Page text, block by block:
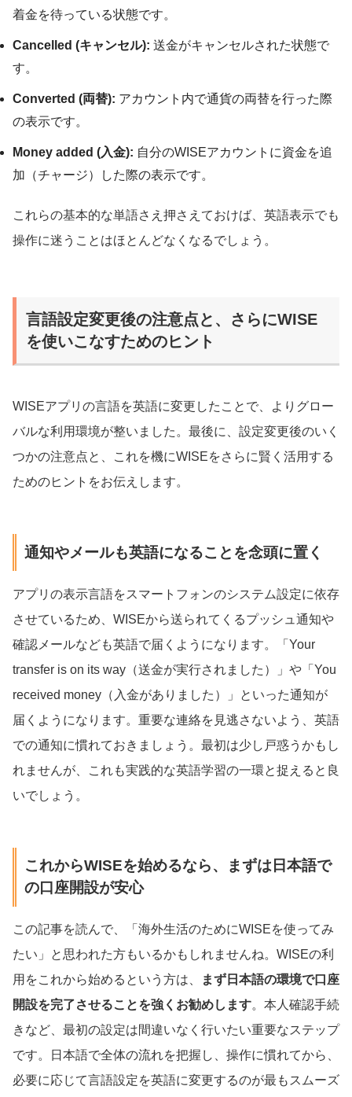
着金を待っている状態です。
Cancelled (キャンセル): 送金がキャンセルされた状態で
す。
Converted (両替): アカウント内で通貨の両替を行った際
の表示です。
Money added (入金): 自分のWISEアカウントに資金を追
加（チャージ）した際の表示です。
これらの基本的な単語さえ押さえておけば、英語表示でも
操作に迷うことはほとんどなくなるでしょう。
言語設定変更後の注意点と、さらにWISE
を使いこなすためのヒント
WISEアプリの言語を英語に変更したことで、よりグロー
バルな利用環境が整いました。最後に、設定変更後のいく
つかの注意点と、これを機にWISEをさらに賢く活用する
ためのヒントをお伝えします。
通知やメールも英語になることを念頭に置く
アプリの表示言語をスマートフォンのシステム設定に依存
させているため、WISEから送られてくるプッシュ通知や
確認メールなども英語で届くようになります。「Your
transfer is on its way（送金が実行されました）」や「You
received money（入金がありました）」といった通知が
届くようになります。重要な連絡を見逃さないよう、英語
での通知に慣れておきましょう。最初は少し戸惑うかもし
れませんが、これも実践的な英語学習の一環と捉えると良
いでしょう。
これからWISEを始めるなら、まずは日本語で
の口座開設が安心
この記事を読んで、「海外生活のためにWISEを使ってみ
たい」と思われた方もいるかもしれませんね。WISEの利
用をこれから始めるという方は、
まず日本語の環境で口座
開設を完了させることを強くお勧めします。本人確認手続
きなど、最初の設定は間違いなく行いたい重要なステップ
です。日本語で全体の流れを把握し、操作に慣れてから、
必要に応じて言語設定を英語に変更するのが最もスムーズ